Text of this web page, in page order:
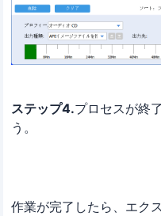
ステップ4.プロセスが終
う。
作業が完了したら、エク